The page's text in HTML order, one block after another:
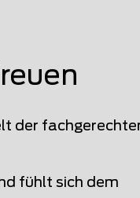
der
fühlt sich dem